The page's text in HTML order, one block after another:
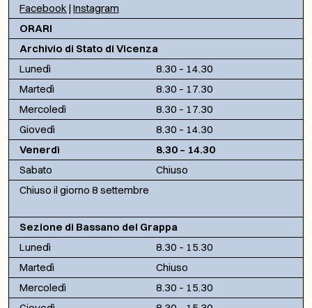
Facebook | Instagram
ORARI
Archivio di Stato di Vicenza
Lunedì
8.30 – 14.30
Martedì
8.30 – 17.30
Mercoledì
8.30 – 17.30
Giovedì
8.30 – 14.30
Venerdì
8.30 – 14.30
Sabato
Chiuso
Chiuso il giorno 8 settembre
Sezione di Bassano del Grappa
Lunedì
8.30 – 15.30
Martedì
Chiuso
Mercoledì
8.30 – 15.30